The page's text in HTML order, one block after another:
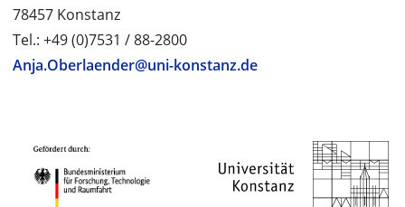
78457 Konstanz
Tel.: +49 (0)7531 / 88-2800
Anja.Oberlaender@uni-konstanz.de